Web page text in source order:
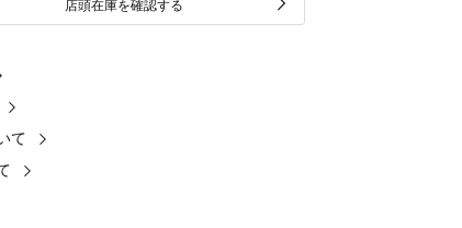
店頭在庫を確認する
て